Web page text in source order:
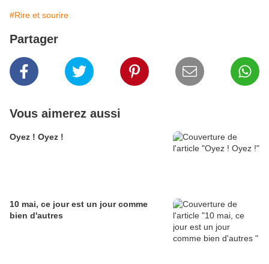
#Rire et sourire
Partager
Vous aimerez aussi
Oyez ! Oyez !
10 mai, ce jour est un jour comme
bien d'autres